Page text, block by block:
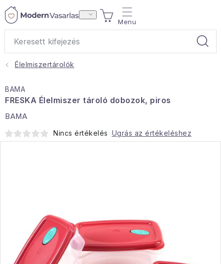
Ugrás
KOSÁR
Otthoni illatok
Gyűjtemény
Egészség és szépség
Élelmiszertárolók
BAMA
FRESKA Élelmiszer tároló dobozok, piros
BAMA
Nincs értékelés Ugrás az értékeléshez